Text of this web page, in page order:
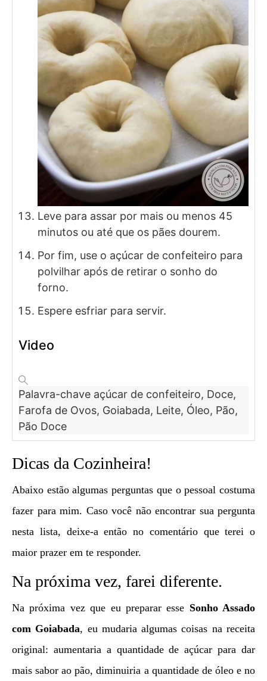
Leve para assar por mais ou menos 45
minutos ou até que os pães dourem.
Por fim, use o açúcar de confeiteiro para
polvilhar após de retirar o sonho do
forno.
Espere esfriar para servir.
Video
Palavra-chave açúcar de confeiteiro, Doce,
Farofa de Ovos, Goiabada, Leite, Óleo, Pão,
Pão Doce
Dicas da Cozinheira!
Abaixo estão algumas perguntas que o pessoal costuma
fazer para mim. Caso você não encontrar sua pergunta
nesta lista, deixe-a então no comentário que terei o
maior prazer em te responder.
Na próxima vez, farei diferente.
Na próxima vez que eu preparar esse Sonho Assado
com Goiabada, eu mudaria algumas coisas na receita
original: aumentaria a quantidade de açúcar para dar
mais sabor ao pão, diminuiria a quantidade de óleo e no